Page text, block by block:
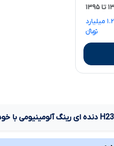
۱.۱۵۰ میلیارد تا ۱.۲۱۰ میلیارد
تومانءءء
دنده ای رینگ آلومینیومی با